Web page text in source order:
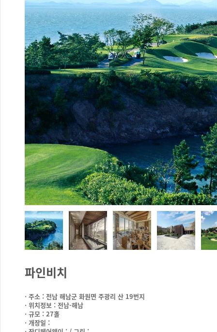
파인비치
· 주소 : 전남 해남군 화원면 주광리 산 19번지
· 위치정보 : 전남-해남
· 규모 : 27홀
· 개장일 :